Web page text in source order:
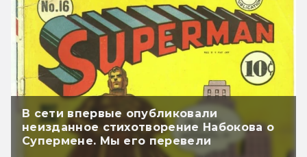
В сети впервые опубликовали
неизданное стихотворение Набокова о
Супермене. Мы его перевели